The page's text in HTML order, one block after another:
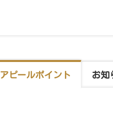
アピールポイント お知